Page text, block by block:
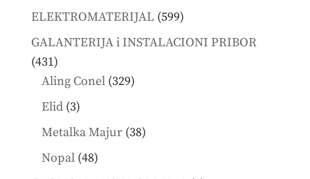
products
ELEKTROMATERIJAL 599599
products
GALANTERIJA i INSTALACIONI PRIBOR
431431
products
Aling Conel 329329
Elid 33
products
Metalka Majur 3838
Nopal 4848